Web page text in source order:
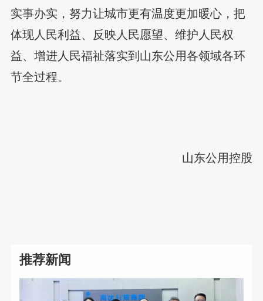
实事办实，努力让城市更有温度更加暖心，把
体现人民利益、反映人民愿望、维护人民权
益、增进人民福祉落实到山东公用各领域各环
节全过程。
山东公用控股
推荐新闻